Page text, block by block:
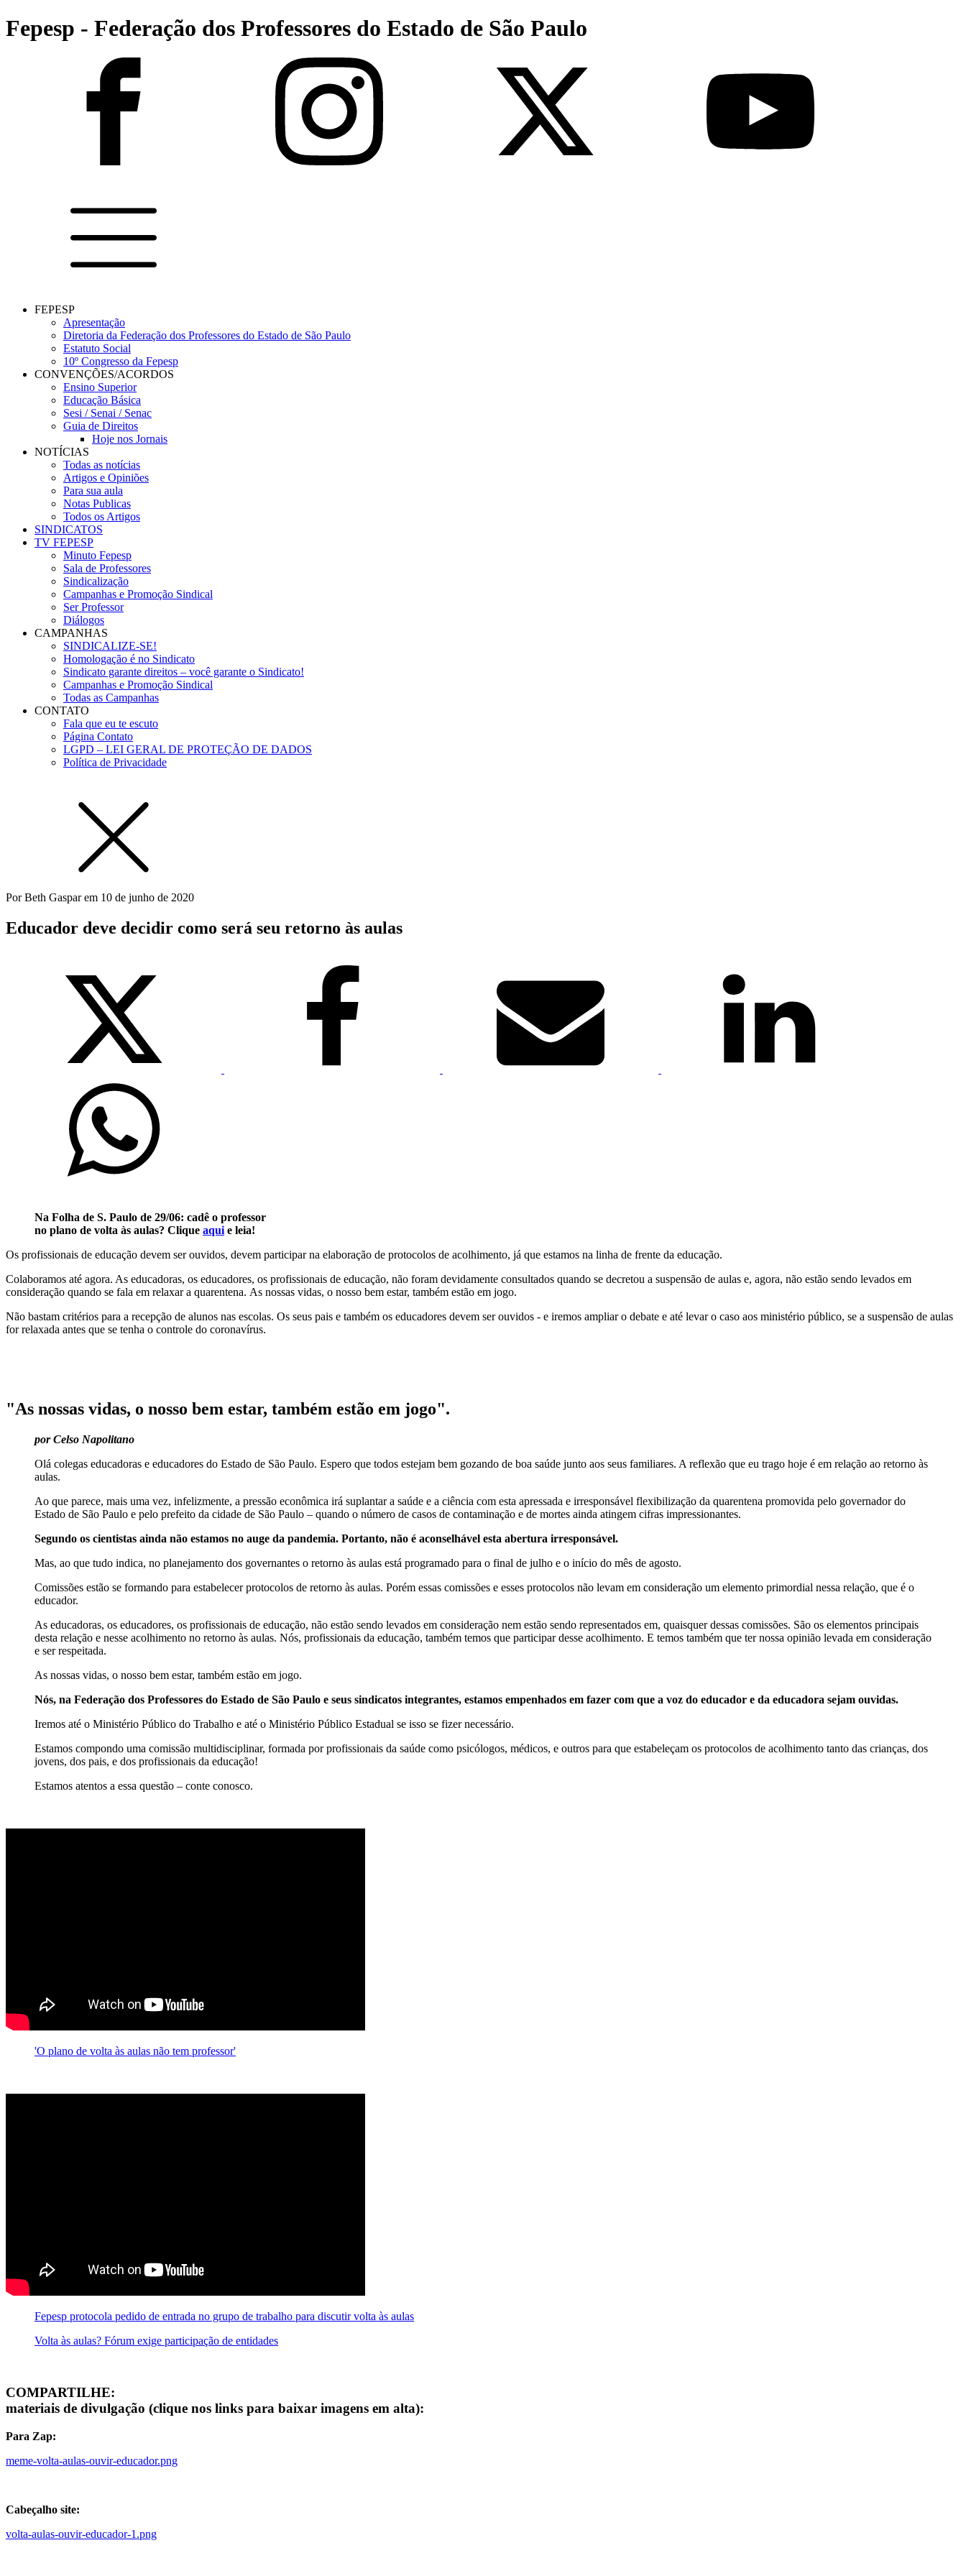
Fepesp - Federação dos Professores do Estado de São Paulo
FEPESP
Apresentação
Diretoria da Federação dos Professores do Estado de São Paulo
Estatuto Social
10º Congresso da Fepesp
CONVENÇÕES/ACORDOS
Ensino Superior
Educação Básica
Sesi / Senai / Senac
Guia de Direitos
Hoje nos Jornais
NOTÍCIAS
Todas as notícias
Artigos e Opiniões
Para sua aula
Notas Publicas
Todos os Artigos
SINDICATOS
TV FEPESP
Minuto Fepesp
Sala de Professores
Sindicalização
Campanhas e Promoção Sindical
Ser Professor
Diálogos
CAMPANHAS
SINDICALIZE-SE!
Homologação é no Sindicato
Sindicato garante direitos – você garante o Sindicato!
Campanhas e Promoção Sindical
Todas as Campanhas
CONTATO
Fala que eu te escuto
Página Contato
LGPD – LEI GERAL DE PROTEÇÃO DE DADOS
Política de Privacidade
PorBeth Gasparem 10 de junho de 2020
Educador deve decidir como será seu retorno às aulas
Na Folha de S. Paulo de 29/06: cadê o professor
no plano de volta às aulas? Clique aqui e leia!
Os profissionais de educação devem ser ouvidos, devem participar na elaboração de protocolos de acolhimento, já que estamos na linha de frente da educação.
Colaboramos até agora. As educadoras, os educadores, os profissionais de educação, não foram devidamente consultados quando se decretou a suspensão de aulas e, agora, não estão sendo levados em
consideração quando se fala em relaxar a quarentena. As nossas vidas, o nosso bem estar, também estão em jogo.
Não bastam critérios para a recepção de alunos nas escolas. Os seus pais e também os educadores devem ser ouvidos - e iremos ampliar o debate e até levar o caso aos ministério público, se a suspensão de aulas
for relaxada antes que se tenha o controle do coronavírus.
"As nossas vidas, o nosso bem estar, também estão em jogo".
por Celso Napolitano
Olá colegas educadoras e educadores do Estado de São Paulo. Espero que todos estejam bem gozando de boa saúde junto aos seus familiares. A reflexão que eu trago hoje é em relação ao retorno às
aulas.
Ao que parece, mais uma vez, infelizmente, a pressão econômica irá suplantar a saúde e a ciência com esta apressada e irresponsável flexibilização da quarentena promovida pelo governador do
Estado de São Paulo e pelo prefeito da cidade de São Paulo – quando o número de casos de contaminação e de mortes ainda atingem cifras impressionantes.
Segundo os cientistas ainda não estamos no auge da pandemia. Portanto, não é aconselhável esta abertura irresponsável.
Mas, ao que tudo indica, no planejamento dos governantes o retorno às aulas está programado para o final de julho e o início do mês de agosto.
Comissões estão se formando para estabelecer protocolos de retorno às aulas. Porém essas comissões e esses protocolos não levam em consideração um elemento primordial nessa relação, que é o
educador.
As educadoras, os educadores, os profissionais de educação, não estão sendo levados em consideração nem estão sendo representados em, quaisquer dessas comissões. São os elementos principais
desta relação e nesse acolhimento no retorno às aulas. Nós, profissionais da educação, também temos que participar desse acolhimento. E temos também que ter nossa opinião levada em consideração
e ser respeitada.
As nossas vidas, o nosso bem estar, também estão em jogo.
Nós, na Federação dos Professores do Estado de São Paulo e seus sindicatos integrantes, estamos empenhados em fazer com que a voz do educador e da educadora sejam ouvidas.
Iremos até o Ministério Público do Trabalho e até o Ministério Público Estadual se isso se fizer necessário.
Estamos compondo uma comissão multidisciplinar, formada por profissionais da saúde como psicólogos, médicos, e outros para que estabeleçam os protocolos de acolhimento tanto das crianças, dos
jovens, dos pais, e dos profissionais da educação!
Estamos atentos a essa questão – conte conosco.
'O plano de volta às aulas não tem professor'
Fepesp protocola pedido de entrada no grupo de trabalho para discutir volta às aulas
Volta às aulas? Fórum exige participação de entidades
COMPARTILHE:
materiais de divulgação (clique nos links para baixar imagens em alta):
Para Zap:
meme-volta-aulas-ouvir-educador.png
Cabeçalho site:
volta-aulas-ouvir-educador-1.png